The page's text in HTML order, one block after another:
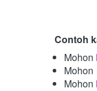
Contoh
Mohon
Mohon
Mohon